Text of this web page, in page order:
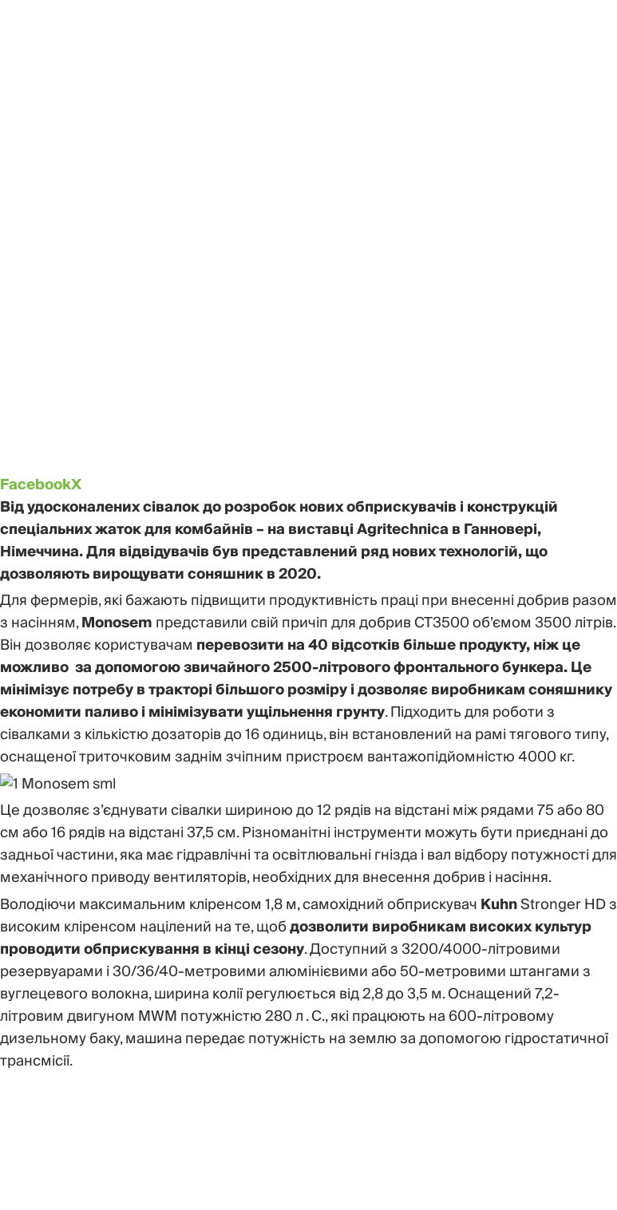
FacebookX
Від удосконалених сівалок до розробок нових обприскувачів і конструкцій
спеціальних жаток для комбайнів – на виставці Agritechnica в Ганновері,
Німеччина. Для відвідувачів був представлений ряд нових технологій, що
дозволяють вирощувати соняшник в 2020.
Для фермерів, які бажають підвищити продуктивність праці при внесенні добрив разом
з насінням,Monosemпредставили свій причіп для добрив CT3500 об’ємом 3500 літрів.
Він дозволяє користувачам перевозити на 40 відсотків більше продукту, ніж це
можливо за допомогою звичайного 2500-літрового фронтального бункера. Це
мінімізує потребу в тракторі більшого розміру і дозволяє виробникам соняшнику
економити паливо і мінімізувати ущільнення грунту. Підходить для роботи з
сівалками з кількістю дозаторів до 16 одиниць, він встановлений на рамі тягового типу,
оснащеної триточковим заднім зчіпним пристроєм вантажопідйомністю 4000 кг.
Це дозволяє з’єднувати сівалки шириною до 12 рядів на відстані між рядами 75 або 80
см або 16 рядів на відстані 37,5 см. Різноманітні інструменти можуть бути приєднані до
задньої частини, яка має гідравлічні та освітлювальні гнізда і вал відбору потужності для
механічного приводу вентиляторів, необхідних для внесення добрив і насіння.
Володіючи максимальним кліренсом 1,8 м, самохідний обприскувачKuhnStronger HD з
високим кліренсом націлений на те, щобдозволити виробникам високих культур
проводити обприскування в кінці сезону. Доступний з 3200/4000-літровими
резервуарами і 30/36/40-метровими алюмінієвими або 50-метровими штангами з
вуглецевого волокна, ширина колії регулюється від 2,8 до 3,5 м. Оснащений 7,2-
літровим двигуном MWM потужністю 280 л . С., які працюють на 600-літровому
дизельному баку, машина передає потужність на землю за допомогою гідростатичної
трансмісії.